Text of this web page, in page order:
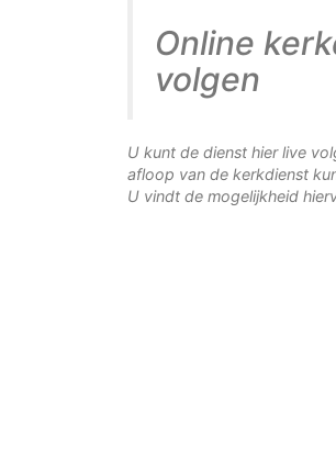
Online
volgen
U kunt de dienst hier live
afloop van de kerkdienst
U vindt de mogelijkheid